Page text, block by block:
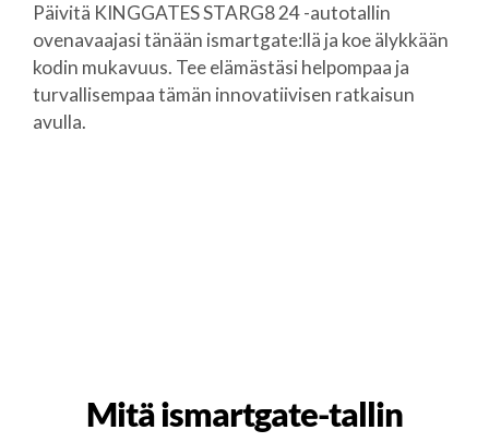
Päivitä KINGGATES STARG8 24 -autotallin
ovenavaajasi tänään ismartgate:llä ja koe älykkään
kodin mukavuus. Tee elämästäsi helpompaa ja
turvallisempaa tämän innovatiivisen ratkaisun
avulla.
Mitä ismartgate-tallin